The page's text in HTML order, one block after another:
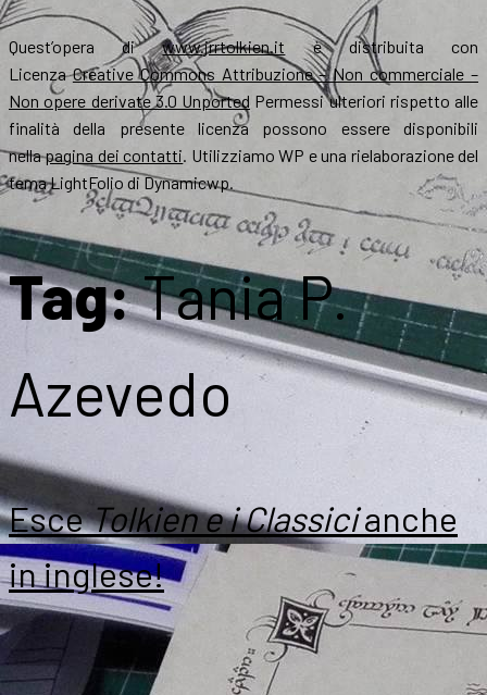
Quest’opera diwww.jrrtolkien.it è distribuita con
LicenzaCreative Commons Attribuzione – Non commerciale –
Non opere derivate 3.0 Unported Permessi ulteriori rispetto alle
finalità della presente licenza possono essere disponibili
nellapagina dei contatti. Utilizziamo WP e una rielaborazione del
tema LightFolio di Dynamicwp.
Tag:Tania P.
Azevedo
EsceTolkien e i Classicianche
in inglese!